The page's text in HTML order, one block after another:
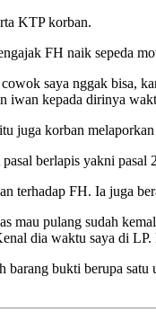
KTP korban.
FH naik sepeda
saya nggak bisa,
iwan kepada dirinya
juga korban
berlapis yakni
terhadap FH. Ia juga
mau pulang sudah
dia waktu saya di
barang bukti berupa